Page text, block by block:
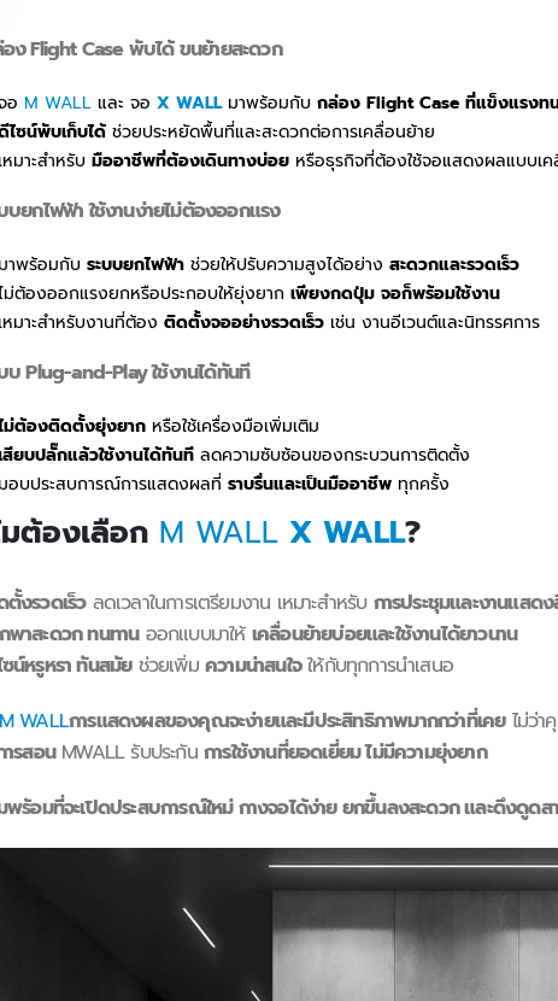
ง Flight Case พับได้ ขนย้ายสะดวก
อ M WALL และ จอ X WALL มาพร้อมกับ กล่อง Flight Case ที่แข็งแรงท
ไซน์พับเก็บได้ ช่วยประหยัดพื้นที่และสะดวกต่อการเคลื่อนย้าย
หมาะสำหรับ มืออาชีพที่ต้องเดินทางบ่อย หรือธุรกิจที่ต้องใช้จอแสดงผลแบบเ
บยกไฟฟ้า ใช้งานง่ายไม่ต้องออกแรง
าพร้อมกับ ระบบยกไฟฟ้า ช่วยให้ปรับความสูงได้อย่าง สะดวกและรวดเร็ว
ม่ต้องออกแรงยกหรือประกอบให้ยุ่งยาก เพียงกดปุ่ม จอก็พร้อมใช้งาน
หมาะสำหรับงานที่ต้อง ติดตั้งจออย่างรวดเร็ว เช่น งานอีเวนต์และนิทรรศการ
บ Plug-and-Play ใช้งานได้ทันที
ม่ต้องติดตั้งยุ่งยาก หรือใช้เครื่องมือเพิ่มเติม
สียบปลั๊กแล้วใช้งานได้ทันที ลดความซับซ้อนของกระบวนการติดตั้ง
อบประสบการณ์การแสดงผลที่ ราบรื่นและเป็นมืออาชีพ ทุกครั้ง
มต้องเลือก M WALL X WALL?
งรวดเร็วลดเวลาในการเตรียมงาน เหมาะสำหรับ การประชุมและงานแสด
าสะดวก ทนทานออกแบบมาให้ เคลื่อนย้ายบ่อยและใช้งานได้ยาวนาน
น์หรูหรา ทันสมัยช่วยเพิ่มความน่าสนใจให้กับทุกการนำเสนอ
M WALLการแสดงผลของคุณจะง่ายและมีประสิทธิภาพมากกว่าที่เคยไม่ว่า
ารสอนMWALL รับประกัน การใช้งานที่ยอดเยี่ยม ไม่มีความยุ่งยาก
พร้อมที่จะเปิดประสบการณ์ใหม่ กางจอได้ง่าย ยกขึ้นลงสะดวก และดึงดูดส